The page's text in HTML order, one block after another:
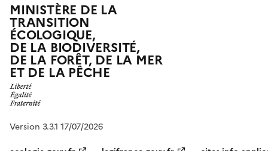
MINISTÈRE DE LA
TRANSITION
ÉCOLOGIQUE,
DE LA BIODIVERSITÉ,
DE LA FORÊT, DE LA MER
ET DE LA PÊCHE
Version 3.3.1 17/07/2026